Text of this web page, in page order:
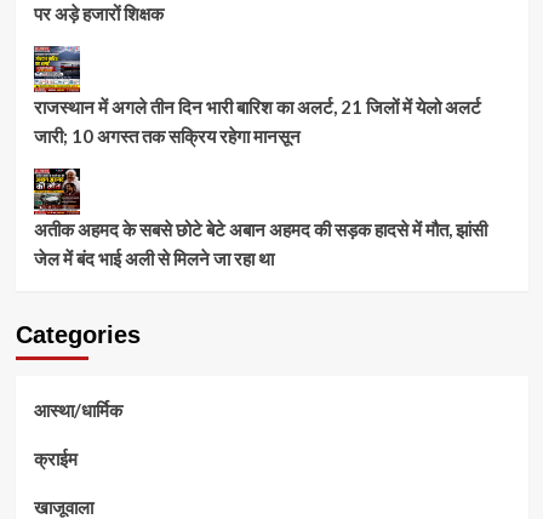
पर अड़े हजारों शिक्षक
राजस्थान में अगले तीन दिन भारी बारिश का अलर्ट, 21 जिलों में येलो अलर्ट
जारी; 10 अगस्त तक सक्रिय रहेगा मानसून
अतीक अहमद के सबसे छोटे बेटे अबान अहमद की सड़क हादसे में मौत, झांसी
जेल में बंद भाई अली से मिलने जा रहा था
Categories
आस्था/धार्मिक
क्राईम
खाजूवाला